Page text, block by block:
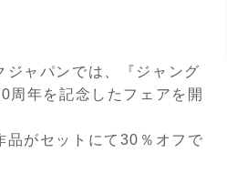
ジャパンでは、『ジャング
周年を記念したフェアを開
品がセットにて30％オフで